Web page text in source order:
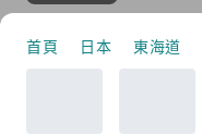
首頁 日本 東海道